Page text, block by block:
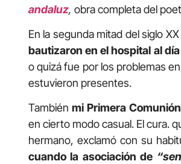
andaluz, obra completa del
En la segunda mitad del siglo
bautizaron en el hospital al
o quizá fue por los problemas
estuvieron presentes.
También mi Primera Comunión
en cierto modo casual. El cura.
hermano, exclamó con su
cuando la asociación de